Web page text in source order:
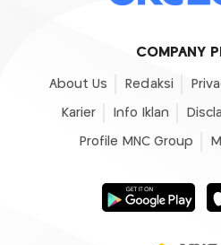
COMPANY
About Us Redaksi
Karier Info Iklan
Profile MNC Group